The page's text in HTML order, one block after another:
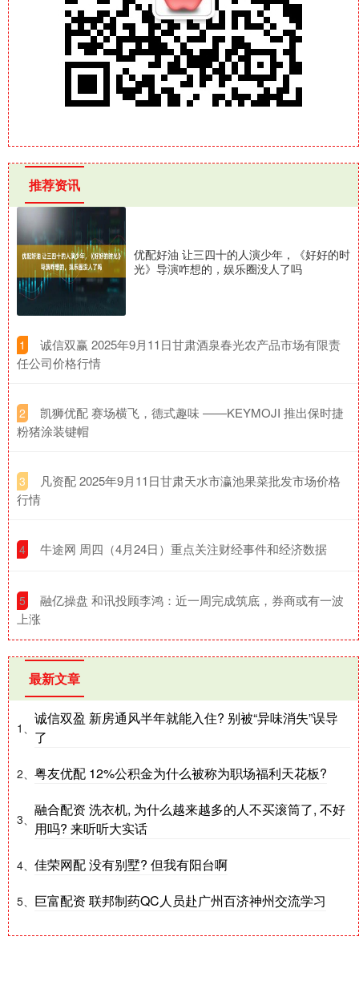
推荐资讯
优配好油 让三四十的人演少年，《好好的时
光》导演咋想的，娱乐圈没人了吗
1
​诚信双赢 2025年9月11日甘肃酒泉春光农产品市场有限责
任公司价格行情
2
​凯狮优配 赛场横飞，德式趣味 ——KEYMOJI 推出保时捷
粉猪涂装键帽
3
​凡资配 2025年9月11日甘肃天水市瀛池果菜批发市场价格
行情
4 ​牛途网 周四（4月24日）重点关注财经事件和经济数据
5
​融亿操盘 和讯投顾李鸿：近一周完成筑底，券商或有一波
上涨
最新文章
1、
诚信双盈 新房通风半年就能入住? 别被“异味消失”误导
了
2、 粤友优配 12%公积金为什么被称为职场福利天花板?
3、
融合配资 洗衣机, 为什么越来越多的人不买滚筒了, 不好
用吗? 来听听大实话
4、 佳荣网配 没有别墅? 但我有阳台啊
5、 巨富配资 联邦制药QC人员赴广州百济神州交流学习